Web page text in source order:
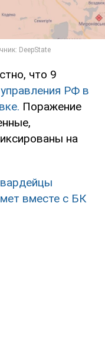
что 9
РФ в
Поражение
на
вместе с БК